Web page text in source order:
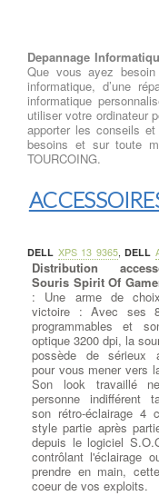
Depannage
Que vous ayez besoin
informatique, d’une
informatique
utiliser votre ordinateur
apporter les conseils
besoins et sur toute
TOURCOING.
Distribution
Souris Spirit Of
: Une arme de
victoire : Avec ses
programmables et
optique 3200 dpi, la
possède de sérieux
pour vous mener vers
Son look travaillé
personne indifférent
son rétro-éclairage 4
style partie après
depuis le logiciel
contrôlant l'éclairage
prendre en main,
coeur de vos exploits.
DELL XPS 13 9365,DELL